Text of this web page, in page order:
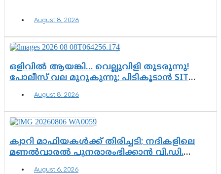
August 8, 2026
ഒളിവിൽ ആയങ്കി… വെല്ലുവിളി തുടരുന്നു!
പോലീസ് വല മുറുകുന്നു; പിടികൂടാൻ SIT
എന്നത് മാത്രം അല്ല—ആയങ്കി
കസ്റ്റഡിയിലായാൽ പുറത്തുവരുക
എന്തൊക്കെ വിവരങ്ങൾ?”
August 8, 2026
ക്വാറി മാഫിയകൾക്ക് തിരിച്ചടി; നദികളിലെ
മണൽവാരൽ പുനരാരംഭിക്കാൻ വി.ഡി.
August 6, 2026